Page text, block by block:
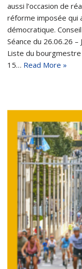
aussi l’occasion de
réforme imposée qui
démocratique.
Séance du 26.06.26
Liste du
15… Read More »